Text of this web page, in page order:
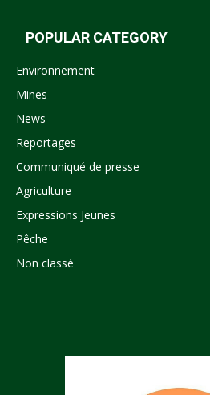
POPULAR CATEGORY
Environnement
Mines
News
Reportages
Communiqué de presse
Agriculture
Expressions Jeunes
Pêche
Non classé